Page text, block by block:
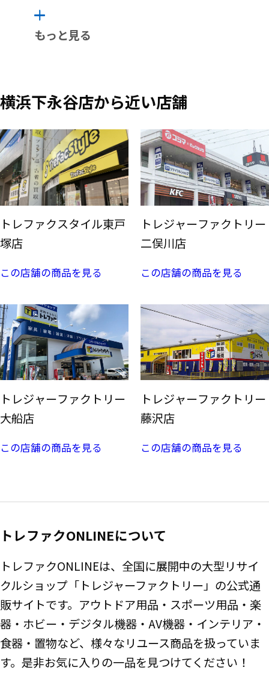
もっと見る
横浜下永谷店から近い店舗
トレファクスタイル東戸
塚店
この店舗の商品を見る
トレジャーファクトリー
二俣川店
この店舗の商品を見る
トレジャーファクトリー
大船店
この店舗の商品を見る
トレジャーファクトリー
藤沢店
この店舗の商品を見る
トレファクONLINEについて
トレファクONLINEは、全国に展開中の大型リサイ
クルショップ「トレジャーファクトリー」の公式通
販サイトです。アウトドア用品・スポーツ用品・楽
器・ホビー・デジタル機器・AV機器・インテリア・
食器・置物など、様々なリユース商品を扱っていま
す。是非お気に入りの一品を見つけてください！